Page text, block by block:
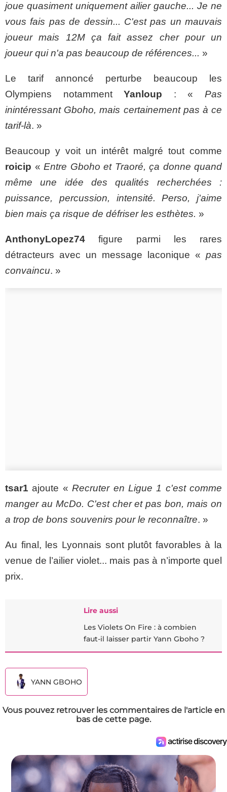
joue quasiment uniquement ailier gauche... Je ne
vous fais pas de dessin... C'est pas un mauvais
joueur mais 12M ça fait assez cher pour un
joueur qui n'a pas beaucoup de références... »
Le tarif annoncé perturbe beaucoup les
Olympiens notammentYanloup : « Pas
inintéressant Gboho, mais certainement pas à ce
tarif-là. »
Beaucoup y voit un intérêt malgré tout comme
roicip « Entre Gboho et Traoré, ça donne quand
même une idée des qualités recherchées :
puissance, percussion, intensité. Perso, j'aime
bien mais ça risque de défriser les esthètes. »
AnthonyLopez74figure parmi les rares
détracteurs avec un message laconique « pas
convaincu. »
tsar1ajoute «Recruter en Ligue 1 c'est comme
manger au McDo. C'est cher et pas bon, mais on
a trop de bons souvenirs pour le reconnaître. »
Au final, les Lyonnais sont plutôt favorables à la
venue de l’ailier violet... mais pas à n’importe quel
prix.
Lire aussi
Les Violets On Fire : à combien
faut-il laisser partir Yann Gboho ?
YANN GBOHO
Vous pouvez retrouver les commentaires de l'article en
bas de cette page.